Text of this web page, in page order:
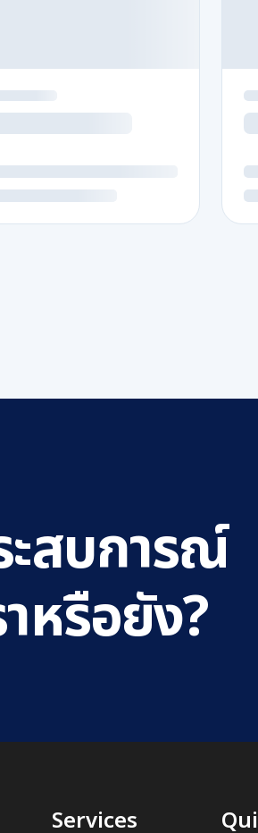
สบการณ์
หรือยัง?
Services